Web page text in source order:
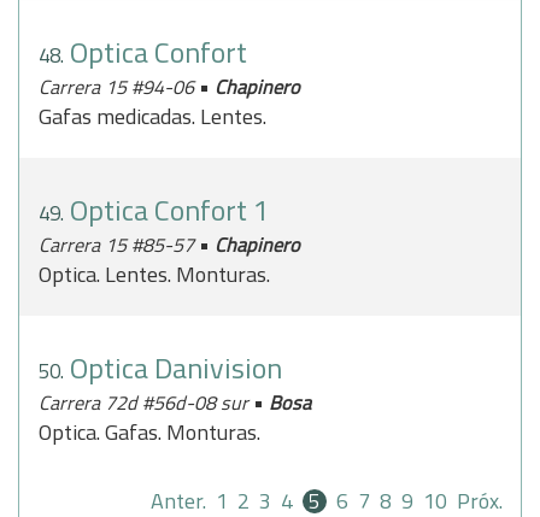
48. Optica Confort
Carrera 15 #94-06• Chapinero
Gafas medicadas. Lentes.
49. Optica Confort 1
Carrera 15 #85-57• Chapinero
Optica. Lentes. Monturas.
50. Optica Danivision
Carrera 72d #56d-08 sur• Bosa
Optica. Gafas. Monturas.
Anter. 1 2 3 4 5 6 7 8 9 10 Próx.